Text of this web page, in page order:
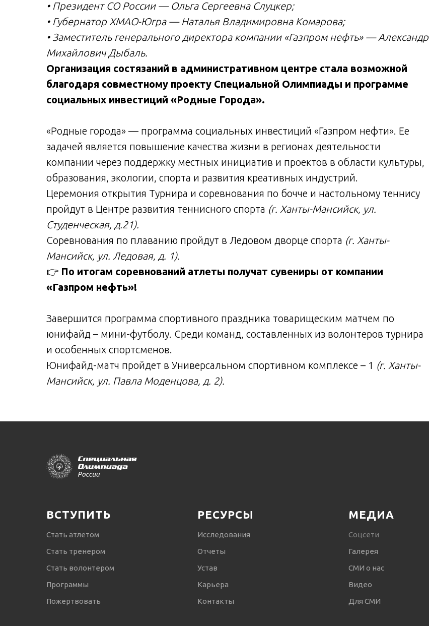
• Президент СО России — Ольга Сергеевна Слуцкер;
• Губернатор ХМАО-Югра — Наталья Владимировна Комарова;
• Заместитель генерального директора компании «Газпром нефть» — Александр
Михайлович Дыбаль.
Организация состязаний в административном центре стала возможной
благодаря совместному проекту Специальной Олимпиады и программе
социальных инвестиций «Родные Города».
«Родные города» — программа социальных инвестиций «Газпром нефти». Ее
задачей является повышение качества жизни в регионах деятельности
компании через поддержку местных инициатив и проектов в области культуры,
образования, экологии, спорта и развития креативных индустрий.
Церемония открытия Турнира и соревнования по бочче и настольному теннису
пройдут в Центре развития теннисного спорта (г. Ханты-Мансийск, ул.
Студенческая, д.21).
Соревнования по плаванию пройдут в Ледовом дворце спорта (г. Ханты-
Мансийск, ул. Ледовая, д. 1).
👉 По итогам соревнований атлеты получат сувениры от компании
«Газпром нефть»!
Завершится программа спортивного праздника товарищеским матчем по
юнифайд – мини-футболу. Среди команд, составленных из волонтеров турнира
и особенных спортсменов.
Юнифайд-матч пройдет в Универсальном спортивном комплексе – 1 (г. Ханты-
Мансийск, ул. Павла Моденцова, д. 2).
ВСТУПИТЬ
Стать атлетом
Стать тренером
Стать волонтером
Программы
Пожертвовать
РЕСУРСЫ
Исследования
Отчеты
Устав
Карьера
Контакты
МЕДИА
Соцсети
Галерея
СМИ о нас
Видео
Для СМИ